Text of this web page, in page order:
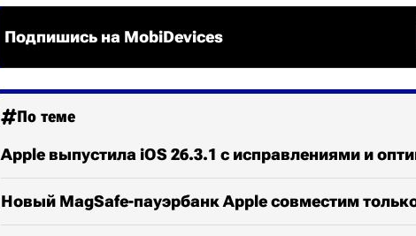
Подпишись на MobiDevices
По теме
Apple выпустила iOS 26.3.1 с исправлениями и
Новый MagSafe-пауэрбанк Apple совместим